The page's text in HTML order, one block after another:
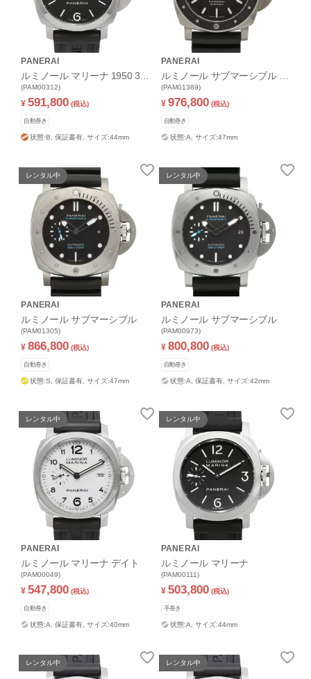
PANERAI
ルミノール マリーナ 1950 3デ
イズ
(PAM00312)
¥591,800 (税込)
自動巻き
状態:B, 保証書有, サイズ:44mm
PANERAI
ルミノール サブマーシブル ア
マグネティック 3デイズ チタ
ニオ
(PAM01389)
¥976,800 (税込)
自動巻き
状態:A, サイズ:47mm
レンタル中
PANERAI
ルミノール サブマーシブル
(PAM01305)
¥866,800 (税込)
自動巻き
状態:S, 保証書有, サイズ:47mm
レンタル中
PANERAI
ルミノール サブマーシブル
(PAM00973)
¥800,800 (税込)
自動巻き
状態:A, 保証書有, サイズ:42mm
レンタル中
PANERAI
ルミノール マリーナ デイト
(PAM00049)
¥547,800 (税込)
自動巻き
状態:A, 保証書有, サイズ:40mm
レンタル中
PANERAI
ルミノール マリーナ
(PAM00111)
¥503,800 (税込)
手巻き
状態:A, サイズ:44mm
レンタル中 レンタル中